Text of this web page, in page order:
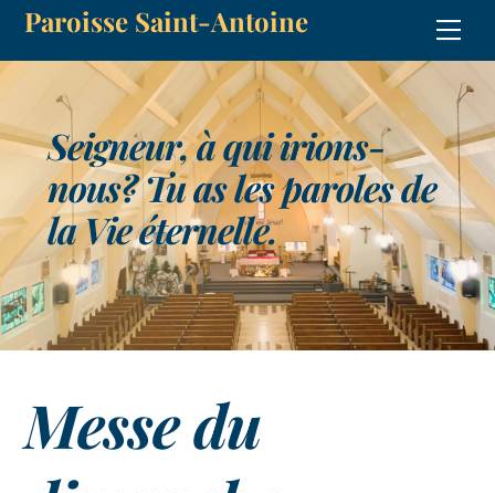
Skip
content
Paroisse Saint-Antoine
Seigneur, à qui irions-
nous? Tu as les paroles de
la Vie éternelle.
Messe du